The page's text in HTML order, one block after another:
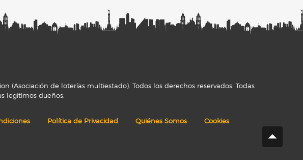
de loterías multiestado). Todos los derechos reservados. Todas
legítimos dueños.
Política de Privacidad Quiénes Somos Cookies